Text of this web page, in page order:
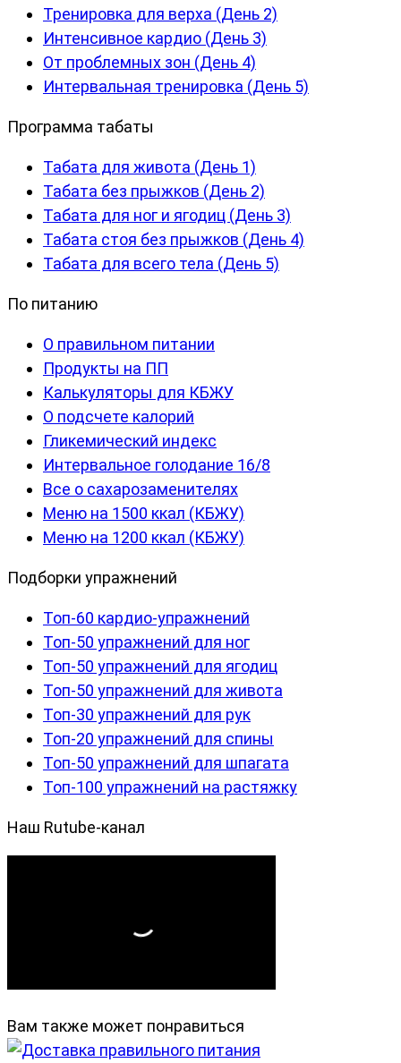
Тренировка для верха (День 2)
Интенсивное кардио (День 3)
От проблемных зон (День 4)
Интервальная тренировка (День 5)
Программа табаты
Табата для живота (День 1)
Табата без прыжков (День 2)
Табата для ног и ягодиц (День 3)
Табата стоя без прыжков (День 4)
Табата для всего тела (День 5)
По питанию
О правильном питании
Продукты на ПП
Калькуляторы для КБЖУ
О подсчете калорий
Гликемический индекс
Интервальное голодание 16/8
Все о сахарозаменителях
Меню на 1500 ккал (КБЖУ)
Меню на 1200 ккал (КБЖУ)
Подборки упражнений
Топ-60 кардио-упражнений
Топ-50 упражнений для ног
Топ-50 упражнений для ягодиц
Топ-50 упражнений для живота
Топ-30 упражнений для рук
Топ-20 упражнений для спины
Топ-50 упражнений для шпагата
Топ-100 упражнений на растяжку
Наш Rutube-канал
Вам также может понравиться